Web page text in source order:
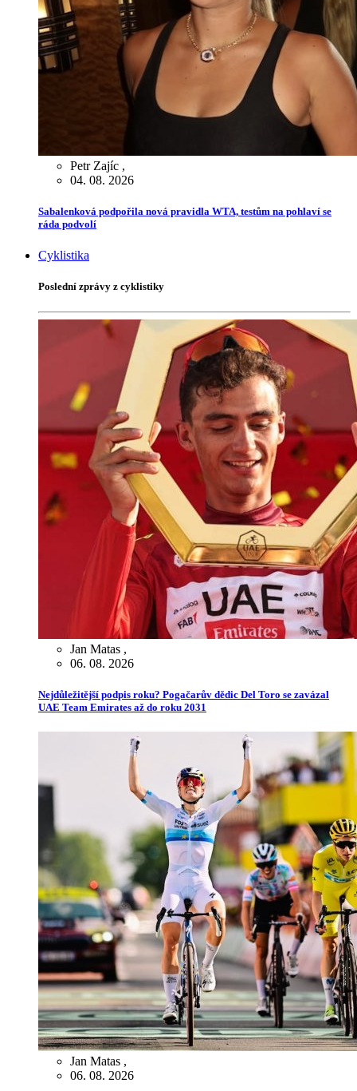
Petr Zajíc ,
04. 08. 2026
Sabalenková podpořila nová pravidla WTA, testům na pohlaví se
ráda podvolí
Cyklistika
Poslední zprávy z cyklistiky
Jan Matas ,
06. 08. 2026
Nejdůležitější podpis roku? Pogačarův dědic Del Toro se zavázal
UAE Team Emirates až do roku 2031
Jan Matas ,
06. 08. 2026